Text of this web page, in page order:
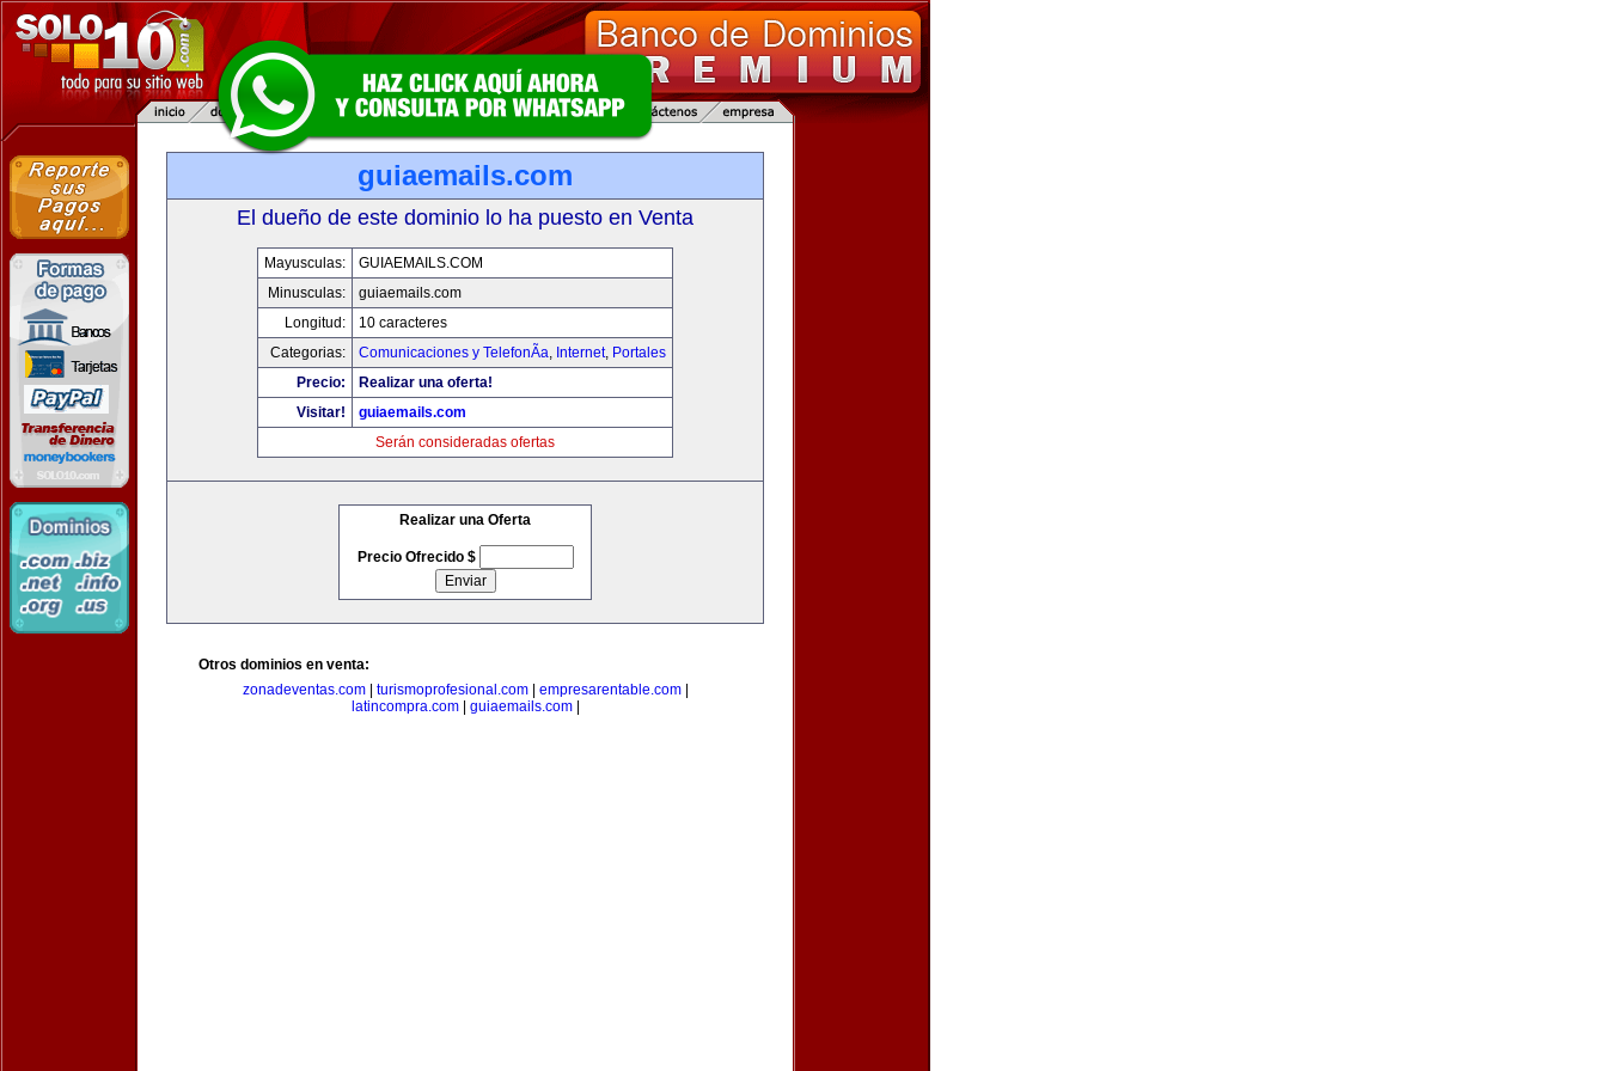
guiaemails.com
El dueño de este dominio lo ha puesto en Venta
Mayusculas:
GUIAEMAILS.COM
Minusculas:
guiaemails.com
Longitud:
10 caracteres
Categorias:
Comunicaciones y TelefonÃ­a, Internet, Portales
Precio:
Realizar una oferta!
Visitar!
guiaemails.com
Serán consideradas ofertas
Realizar una Oferta
Precio Ofrecido $
Otros dominios en venta:
zonadeventas.com| turismoprofesional.com| empresarentable.com|
latincompra.com| guiaemails.com|